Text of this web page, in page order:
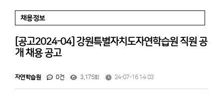
채용정보
[공고2024-04] 강원특별자치도자연학습원 직원 공
개 채용 공고
자연학습원 0건 3,175회 24-07-16 14:03